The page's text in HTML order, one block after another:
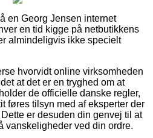
en Georg Jensen internet
en tid kigge på netbutikkens
almindeligvis ikke specielt
hvorvidt online virksomheden
at det er en tryghed om at
de officielle danske regler,
føres tilsyn med af eksperter der
er desuden din genvej til at
vanskeligheder ved din ordre.